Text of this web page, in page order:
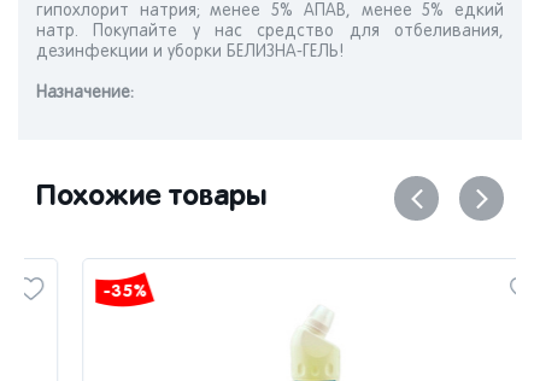
гипохлорит натрия; менее 5% АПАВ, менее 5% едкий
натр. Покупайте у нас средство для отбеливания,
дезинфекции и уборки БЕЛИЗНА-ГЕЛЬ!
Назначениe:
Похожие товары